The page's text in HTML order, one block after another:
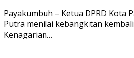
Payakumbuh – Ketua DPRD Kota
Putra menilai kebangkitan
Kenagarian…